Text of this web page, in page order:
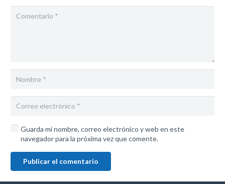
Guarda mi nombre, correo electrónico y web en este
navegador para la próxima vez que comente.
Publicar el comentario